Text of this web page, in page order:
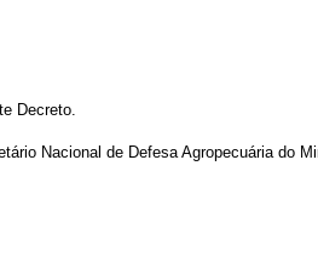
Decreto.
Nacional de Defesa Agropecuária do